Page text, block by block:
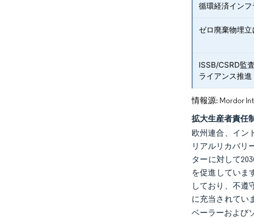
循環経済インフ
ゼロ廃棄物埋
ISSB/CSRD監
ライアンス推進
情報源: Mordor
拡大生産者責任
欧州連合、イン
リアルリカバリ
ターに対して
を促進していま
しており、不遵
に充当されてい
ベーラーおよび